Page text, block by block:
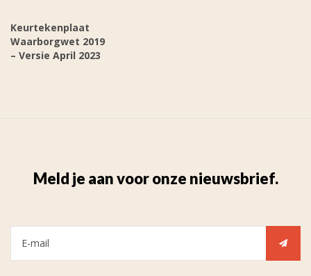
Keurtekenplaat
Waarborgwet 2019
– Versie April 2023
Meld je aan voor onze nieuwsbrief.